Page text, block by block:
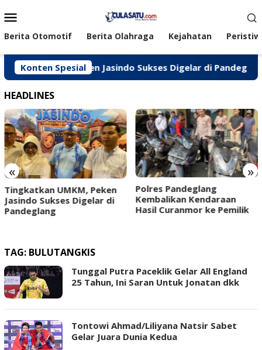
ke
kontenMobile
Berita Otomotif Berita Olahraga Kejahatan
Konten Spesial
UMKM, Peken Jasindo Sukses Digelar di Pandeglang
HEADLINES
« »
‎Polres Pandeglang
Kembalikan Kendaraan
Hasil Curanmor ke Pemilik ‎ ‎
Karang Taruna
Pandeglang Resmi
Wabup Pandeglang
TAG: BULUTANGKIS
Tunggal Putra Paceklik Gelar All England
25 Tahun, Ini Saran Untuk Jonatan dkk
Tontowi Ahmad/Liliyana Natsir Sabet
Gelar Juara Dunia Kedua